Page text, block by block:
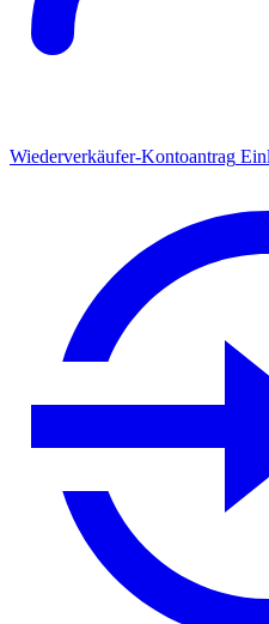
Wiederverkäufer-Kontoantrag